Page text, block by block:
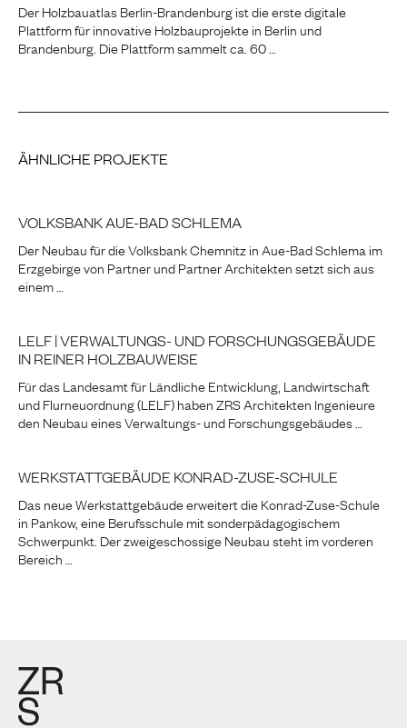
Der Holzbauatlas Berlin-Brandenburg ist die erste digitale
Plattform für innovative Holzbauprojekte in Berlin und
Brandenburg. Die Plattform sammelt ca. 60 …
ÄHNLICHE PROJEKTE
VOLKSBANK AUE-BAD SCHLEMA
Der Neubau für die Volksbank Chemnitz in Aue-Bad Schlema im
Erzgebirge von Partner und Partner Architekten setzt sich aus
einem …
LELF | VERWALTUNGS- UND FORSCHUNGSGEBÄUDE
IN REINER HOLZBAUWEISE
Für das Landesamt für Ländliche Entwicklung, Landwirtschaft
und Flurneuordnung (LELF) haben ZRS Architekten Ingenieure
den Neubau eines Verwaltungs- und Forschungsgebäudes …
WERKSTATTGEBÄUDE KONRAD-ZUSE-SCHULE
Das neue Werkstattgebäude erweitert die Konrad-Zuse-Schule
in Pankow, eine Berufsschule mit sonderpädagogischem
Schwerpunkt. Der zweigeschossige Neubau steht im vorderen
Bereich …